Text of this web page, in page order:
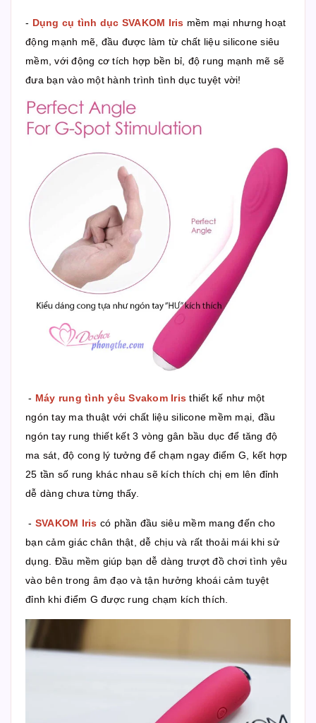
- Dụng cụ tình dục SVAKOM Iris mềm mại nhưng hoạt
động mạnh mẽ, đầu được làm từ chất liệu silicone siêu
mềm, với động cơ tích hợp bền bỉ, độ rung mạnh mẽ sẽ
đưa bạn vào một hành trình tình dục tuyệt vời!
- Máy rung tình yêu Svakom Iris thiết kế như một
ngón tay ma thuật với chất liệu silicone mềm mại, đầu
ngón tay rung thiết kết 3 vòng gân bầu dục để tăng độ
ma sát, độ cong lý tưởng để chạm ngay điểm G, kết hợp
25 tần số rung khác nhau sẽ kích thích chị em lên đỉnh
dễ dàng chưa từng thấy.
- SVAKOM Iris có phần đầu siêu mềm mang đến cho
bạn cảm giác chân thật, dễ chịu và rất thoải mái khi sử
dụng. Đầu mềm giúp bạn dễ dàng trượt đồ chơi tình yêu
vào bên trong âm đạo và tận hưởng khoái cảm tuyệt
đỉnh khi điểm G được rung chạm kích thích.